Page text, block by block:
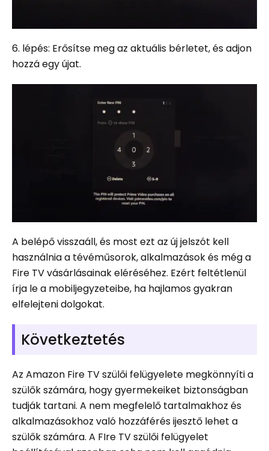
6. lépés: Erősítse meg az aktuális bérletet, és adjon
hozzá egy újat.
A belépő visszaáll, és most ezt az új jelszót kell
használnia a tévéműsorok, alkalmazások és még a
Fire TV vásárlásainak eléréséhez. Ezért feltétlenül
írja le a mobiljegyzeteibe, ha hajlamos gyakran
elfelejteni dolgokat.
Következtetés
Az Amazon Fire TV szülői felügyelete megkönnyíti a
szülők számára, hogy gyermekeiket biztonságban
tudják tartani. A nem megfelelő tartalmakhoz és
alkalmazásokhoz való hozzáférés ijesztő lehet a
szülők számára. A FIre TV szülői felügyelet